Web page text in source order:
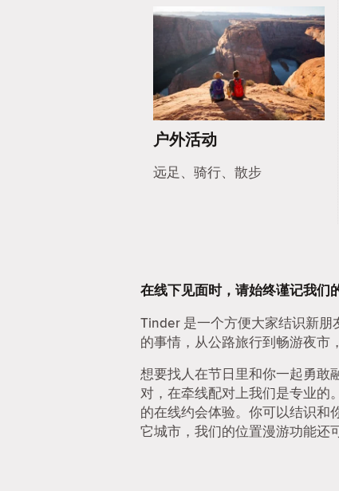
户外活动
远足、骑行、散步
在线下见面时，请始终谨记我们
Tinder 是一个方便大家结识新
的事情，从公路旅行到畅游夜市
想要找人在节日里和你一起勇敢
对，在牵线配对上我们是专业的
的在线约会体验。你可以结识和
它城市，我们的位置漫游功能还